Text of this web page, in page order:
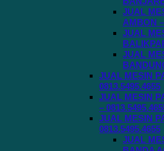
JUAL
AMBON
JUAL
JUAL
JUAL MESIN
0813.5495.4655
JUAL MESIN
–
JUAL MESIN
0813.5495.4655
JUAL